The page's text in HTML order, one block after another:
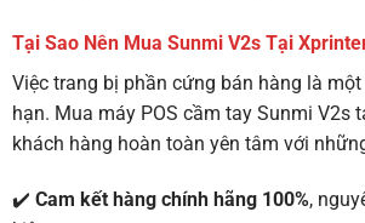
Tại Sao Nên Mua Sunmi V2s Tại
Việc trang bị phần cứng bán hàng là
hạn. Mua máy POS cầm tay Sunmi V2s
khách hàng hoàn toàn yên tâm với
✔️ Cam kết hàng chính hãng 100%,